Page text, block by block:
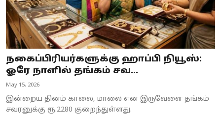
நகைப்பிரியர்களுக்கு ஹாப்பி நியூஸ்:
ஓரே நாளில் தங்கம் சவ...
May 15, 2026
இன்றைய தினம் காலை, மாலை என இருவேளை தங்கம்
சவரனுக்கு ரூ.2280 குறைந்துள்ளது.